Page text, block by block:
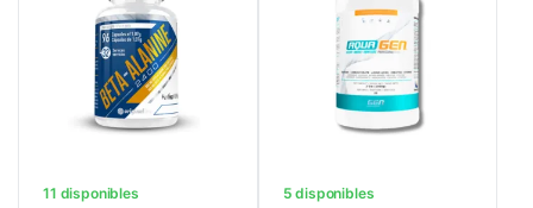
11 disponibles 5 disponibles